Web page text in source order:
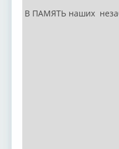
В ПАМЯТЬ наших